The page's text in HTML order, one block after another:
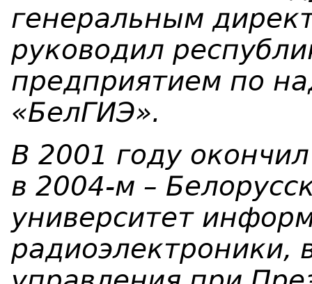
генеральным
руководил
предприятием по
«БелГИЭ».
В 2001 году
в 2004-м –
университет
радиоэлектроники,